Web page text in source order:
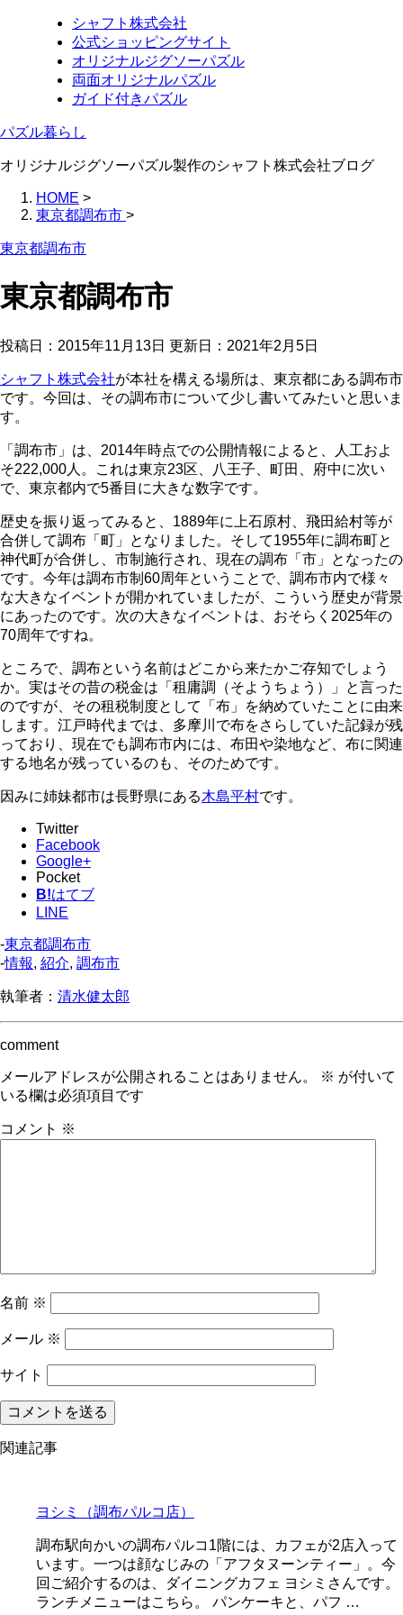
シャフト株式会社
公式ショッピングサイト
オリジナルジグソーパズル
両面オリジナルパズル
ガイド付きパズル
パズル暮らし
オリジナルジグソーパズル製作のシャフト株式会社ブログ
HOME >
東京都調布市 >
東京都調布市
東京都調布市
投稿日：2015年11月13日 更新日： 2021年2月5日
シャフト株式会社が本社を構える場所は、東京都にある調布市
です。今回は、その調布市について少し書いてみたいと思いま
す。
「調布市」は、2014年時点での公開情報によると、人工およ
そ222,000人。これは東京23区、八王子、町田、府中に次い
で、東京都内で5番目に大きな数字です。
歴史を振り返ってみると、1889年に上石原村、飛田給村等が
合併して調布「町」となりました。そして1955年に調布町と
神代町が合併し、市制施行され、現在の調布「市」となったの
です。今年は調布市制60周年ということで、調布市内で様々
な大きなイベントが開かれていましたが、こういう歴史が背景
にあったのです。次の大きなイベントは、おそらく2025年の
70周年ですね。
ところで、調布という名前はどこから来たかご存知でしょう
か。実はその昔の税金は「租庸調（そようちょう）」と言った
のですが、その租税制度として「布」を納めていたことに由来
します。江戸時代までは、多摩川で布をさらしていた記録が残
っており、現在でも調布市内には、布田や染地など、布に関連
する地名が残っているのも、そのためです。
因みに姉妹都市は長野県にある木島平村です。
Twitter
Facebook
Google+
Pocket
B!はてブ
LINE
-東京都調布市
-情報, 紹介, 調布市
執筆者： 清水健太郎
comment
メールアドレスが公開されることはありません。 ※ が付いて
いる欄は必須項目です
コメント ※
名前 ※
メール ※
サイト
関連記事
ヨシミ（調布パルコ店）
調布駅向かいの調布パルコ1階には、カフェが2店入って
います。一つは顔なじみの「アフタヌーンティー」。今
回ご紹介するのは、ダイニングカフェ ヨシミさんです。
ランチメニューはこちら。 パンケーキと、パフ …